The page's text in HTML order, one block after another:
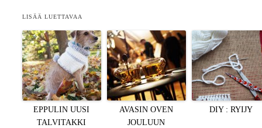
LISÄÄ LUETTAVAA
EPPULIN UUSI
TALVITAKKI
AVASIN OVEN
JOULUUN
DIY : RYIJY